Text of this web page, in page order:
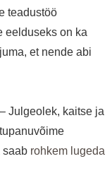
teadustöö
eelduseks on ka
et nende abi
Julgeolek, kaitse ja
saab rohkem lugeda